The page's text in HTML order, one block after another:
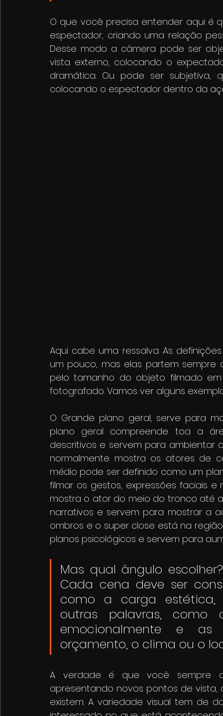
O que você precisa entender aqui é
espectador, criando uma relação
Desse modo a câmera pode ser
vista externo, colocando o
dramática. Ou pode ser
colocando o espectador dentro da
Aqui cabe uma ressalva. As
um pouco, mas elas partem sempre
pelo tamanho do objeto filmado
fotografado. Vamos ver alguns
O Grande plano geral, serve para
plano geral compreende toa a
descritivos e servem para ambientar
normalmente mostra os atores de
médio pode ser definido como um
filmar os gestos, expressões faciais
mostra o ator do meio do tronco até
narrativos e servem para mostrar a
ombros e o super close está na
planos psicológicos e servem para
Mas qual ângulo
Cada cena deve ser
como a carga
outras palavras,
emocionalmente e
orçamento, o clima ou o
A verdade é que você sempre
apresentando novos pontos de
existem. A variedade visual tem de